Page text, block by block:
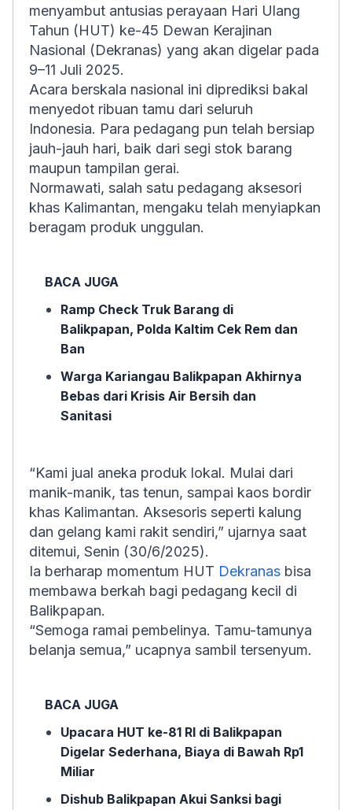
menyambut antusias perayaan Hari Ulang
Tahun (HUT) ke-45 Dewan Kerajinan
Nasional (Dekranas) yang akan digelar pada
9–11 Juli 2025.
Acara berskala nasional ini diprediksi bakal
menyedot ribuan tamu dari seluruh
Indonesia. Para pedagang pun telah bersiap
jauh-jauh hari, baik dari segi stok barang
maupun tampilan gerai.
Normawati, salah satu pedagang aksesori
khas Kalimantan, mengaku telah menyiapkan
beragam produk unggulan.
BACA JUGA
Ramp Check Truk Barang di
Balikpapan, Polda Kaltim Cek Rem dan
Ban
Warga Kariangau Balikpapan Akhirnya
Bebas dari Krisis Air Bersih dan
Sanitasi
“Kami jual aneka produk lokal. Mulai dari
manik-manik, tas tenun, sampai kaos bordir
khas Kalimantan. Aksesoris seperti kalung
dan gelang kami rakit sendiri,” ujarnya saat
ditemui, Senin (30/6/2025).
Ia berharap momentum HUT Dekranas bisa
membawa berkah bagi pedagang kecil di
Balikpapan.
“Semoga ramai pembelinya. Tamu-tamunya
belanja semua,” ucapnya sambil tersenyum.
BACA JUGA
Upacara HUT ke-81 RI di Balikpapan
Digelar Sederhana, Biaya di Bawah Rp1
Miliar
Dishub Balikpapan Akui Sanksi bagi